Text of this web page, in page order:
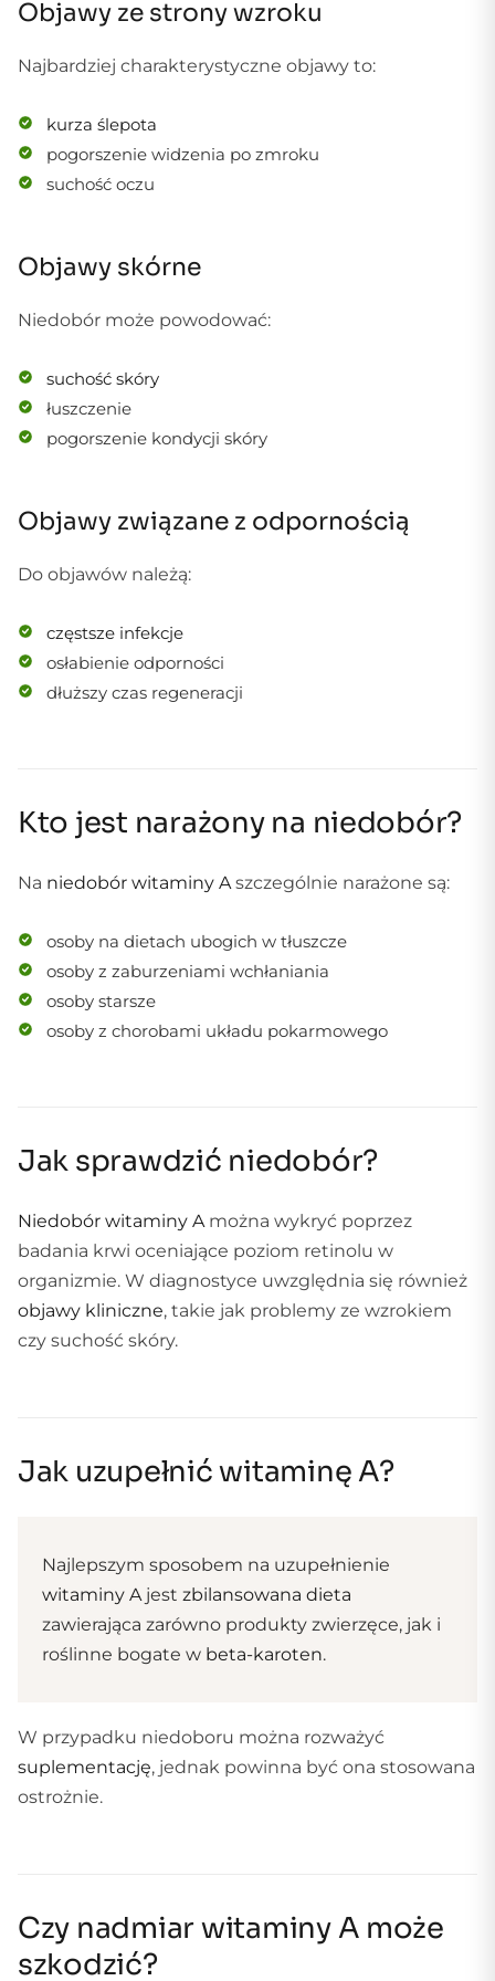
Objawy ze strony wzroku
Najbardziej charakterystyczne objawy to:
kurza ślepota
pogorszenie widzenia po zmroku
suchość oczu
Objawy skórne
Niedobór może powodować:
suchość skóry
łuszczenie
pogorszenie kondycji skóry
Objawy związane z odpornością
Do objawów należą:
częstsze infekcje
osłabienie odporności
dłuższy czas regeneracji
Kto jest narażony na niedobór?
Na niedobór witaminy Aszczególnie narażone są:
osoby na dietach ubogich w tłuszcze
osoby z zaburzeniami wchłaniania
osoby starsze
osoby z chorobami układu pokarmowego
Jak sprawdzić niedobór?
Niedobór witaminy Amożna wykryć poprzez
badania krwi oceniające poziom retinolu w
organizmie. W diagnostyce uwzględnia się również
objawy kliniczne, takie jak problemy ze wzrokiem
czy suchość skóry.
Jak uzupełnić witaminę A?
Najlepszym sposobem na uzupełnienie
witaminy Ajest zbilansowana dieta
zawierająca zarówno produkty zwierzęce, jak i
roślinne bogate w beta-karoten.
W przypadku niedoboru można rozważyć
suplementację, jednak powinna być ona stosowana
ostrożnie.
Czy nadmiar witaminy A może
szkodzić?